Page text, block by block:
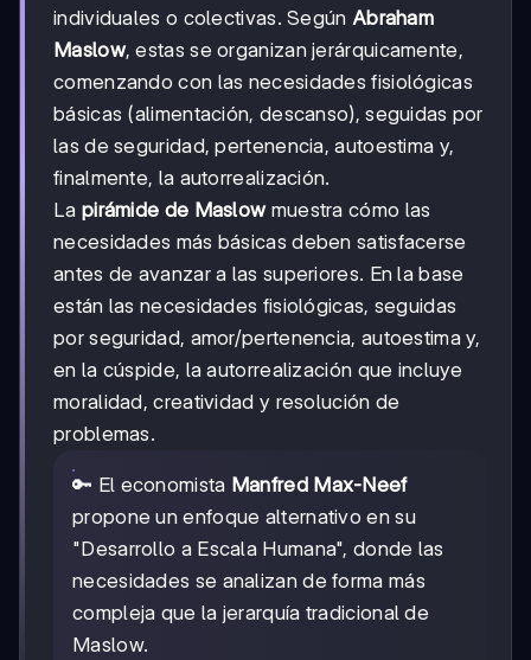
individuales o colectivas. Según Abraham
Maslow, estas se organizan jerárquicamente,
comenzando con las necesidades fisiológicas
básicas (alimentación, descanso), seguidas por
las de seguridad, pertenencia, autoestima y,
finalmente, la autorrealización.
La pirámide de Maslowmuestra cómo las
necesidades más básicas deben satisfacerse
antes de avanzar a las superiores. En la base
están las necesidades fisiológicas, seguidas
por seguridad, amor/pertenencia, autoestima y,
en la cúspide, la autorrealización que incluye
moralidad, creatividad y resolución de
problemas.
🔑 El economista Manfred Max-Neef
propone un enfoque alternativo en su
"Desarrollo a Escala Humana", donde las
necesidades se analizan de forma más
compleja que la jerarquía tradicional de
Maslow.